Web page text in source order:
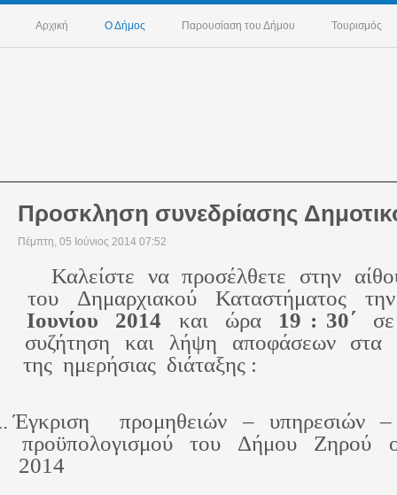
Αρχική Ο Δήμος Παρουσίαση του Δήμου Τουρισμός
Προσκληση συνεδρίασης
Πέμπτη, 05 Ιούνιος 2014 07:52
Καλείστε  να  προσέλθετε  στην
του  Δημαρχιακού  Καταστήματος  την
Ιουνίου  2014
και  ώρα 19 : 30΄
συζήτηση  και  λήψη  αποφάσεων  στα
της  ημερήσιας  διάταξης :
Έγκριση  προμηθειών – υπηρεσιών
προϋπολογισμού  του  Δήμου  Ζηρού
2014